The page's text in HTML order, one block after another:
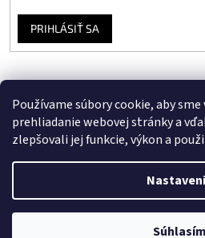
Používame súbory cookie, aby
prehliadanie webovej stránky a
zlepšovali jej funkcie, výkon a
Súhlasím
PRIHLÁSIŤ SA
Copyright 2026Stavebný Eshop.
nastavenie